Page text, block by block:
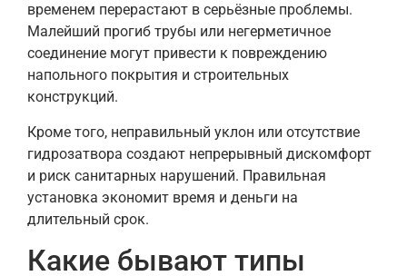
временем перерастают в серьёзные проблемы.
Малейший прогиб трубы или негерметичное
соединение могут привести к повреждению
напольного покрытия и строительных
конструкций.
Кроме того, неправильный уклон или отсутствие
гидрозатвора создают непрерывный дискомфорт
и риск санитарных нарушений. Правильная
установка экономит время и деньги на
длительный срок.
Какие бывают типы